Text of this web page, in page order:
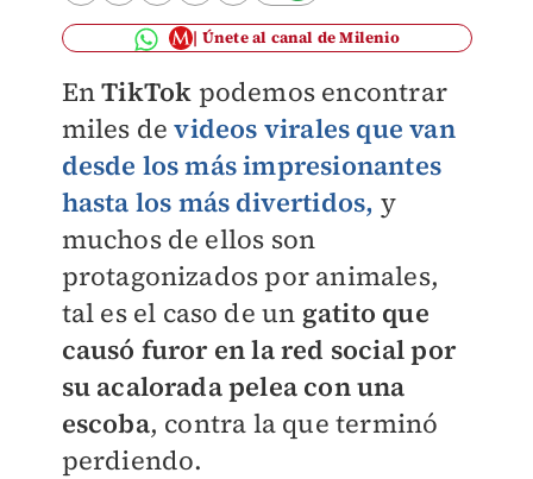
Únete al canal de Milenio
EnTikTok podemos encontrar
miles devideos virales que van
desde los más impresionantes
hasta los más divertidos, y
muchos de ellos son
protagonizados por animales,
tal es el caso de un gatito que
causó furor en la red social por
su acalorada pelea con una
escoba, contra la que terminó
perdiendo.